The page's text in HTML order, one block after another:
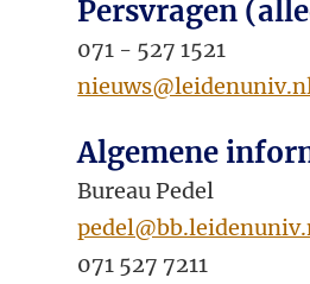
Persvragen
071 - 527 1521
Algemene
Bureau Pedel
071 527 7211